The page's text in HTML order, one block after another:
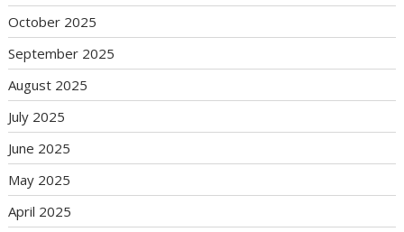
October 2025
September 2025
August 2025
July 2025
June 2025
May 2025
April 2025